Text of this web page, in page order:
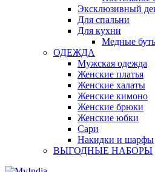
Эксклюзивный
Для спальни
Для кухни
Медные
ОДЕЖДА
Мужская одежда
Женские платья
Женские халаты
Женские кимоно
Женские брюки
Женские юбки
Сари
Накидки и шарфы
ВЫГОДНЫЕ НАБОРЫ